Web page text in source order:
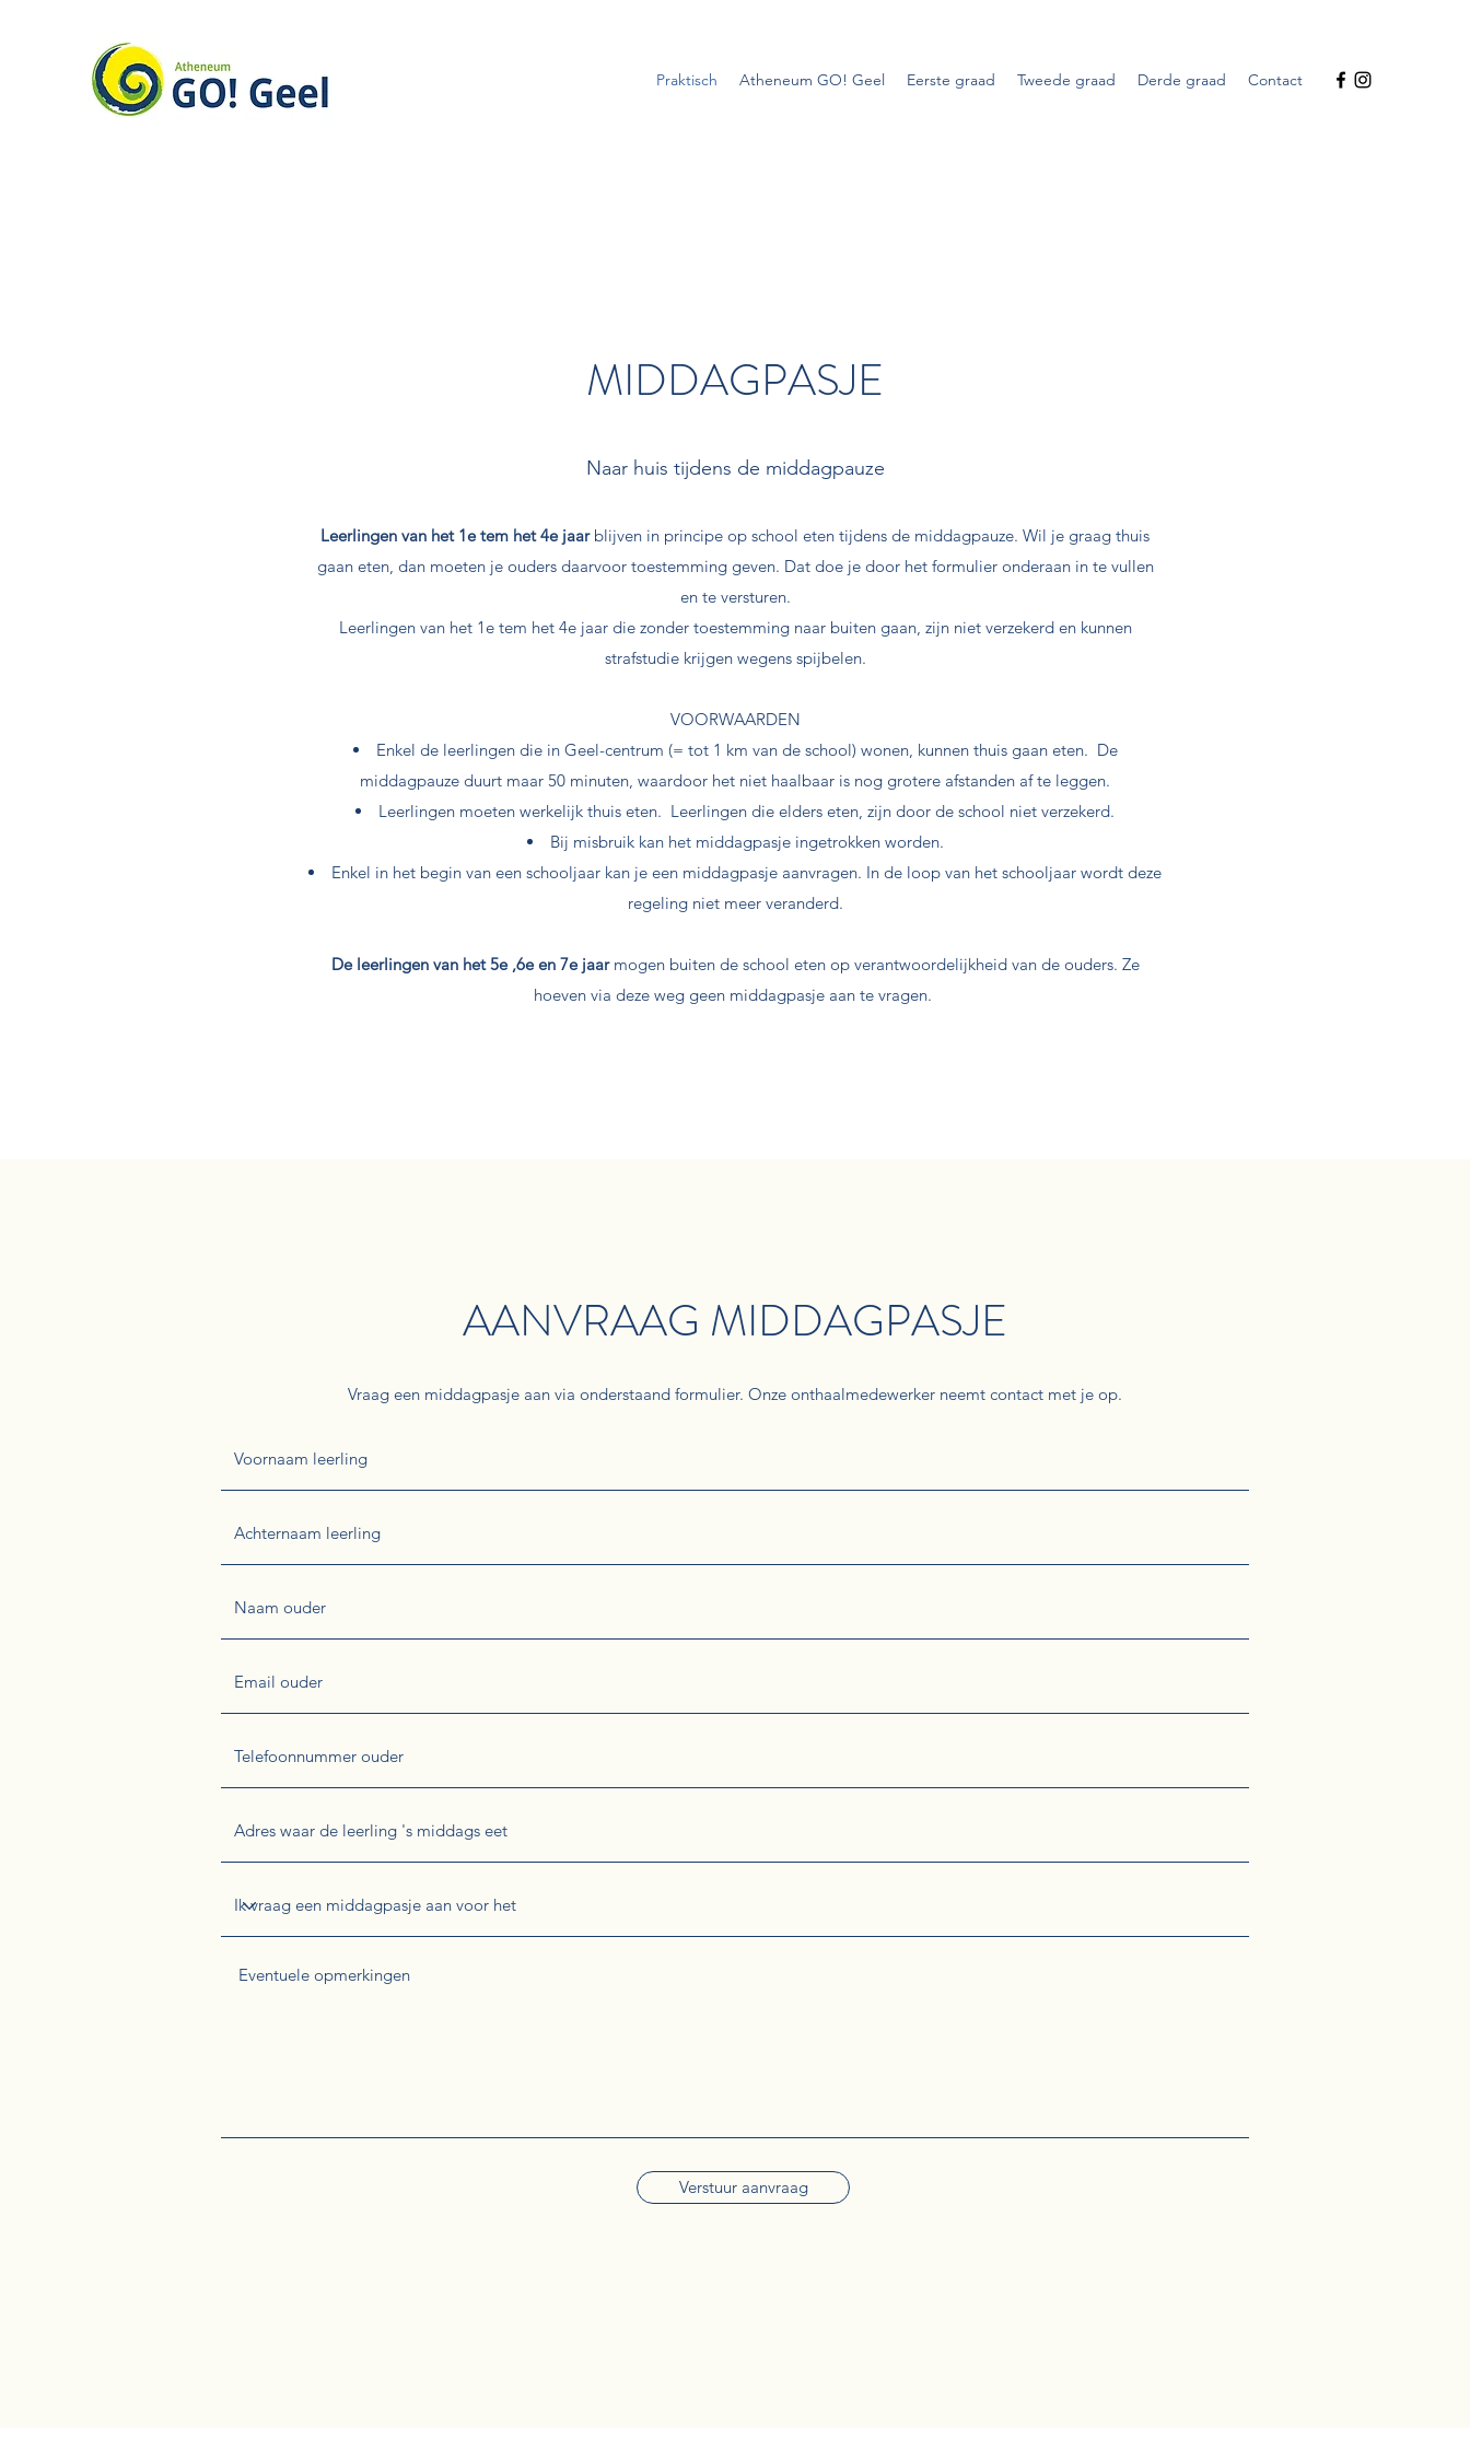
Praktisch Atheneum GO! Geel Eerste graad Tweede graad Derde graad Contact
MIDDAGPASJE
Naar huis tijdens de middagpauze
Leerlingen van het 1e tem het 4e jaarblijven in principe op school eten tijdens de middagpauze. Wil je graag thuis
gaan eten, dan moeten je ouders daarvoor toestemming geven. Dat doe je door het formulier onderaan in te vullen
en te versturen.
Leerlingen van het 1e tem het 4e jaar die zonder toestemming naar buiten gaan, zijn niet verzekerd en kunnen
strafstudie krijgen wegens spijbelen.
VOORWAARDEN
Enkel de leerlingen die in Geel-centrum (= tot 1 km van de school) wonen, kunnen thuis gaan eten. De
middagpauze duurt maar 50 minuten, waardoor het niet haalbaar is nog grotere afstanden af te leggen.
Leerlingen moeten werkelijk thuis eten. Leerlingen die elders eten, zijn door de school niet verzekerd.
Bij misbruik kan het middagpasje ingetrokken worden.
Enkel in het begin van een schooljaar kan je een middagpasje aanvragen. In de loop van het schooljaar wordt deze
regeling niet meer veranderd.
De leerlingen van het 5e ,6e en 7e jaarmogen buiten de school eten op verantwoordelijkheid van de ouders. Ze
hoeven via deze weg geen middagpasje aan te vragen.
AANVRAAG MIDDAGPASJE
Vraag een middagpasje aan via onderstaand formulier. Onze onthaalmedewerker neemt contact met je op.
Verstuur aanvraag